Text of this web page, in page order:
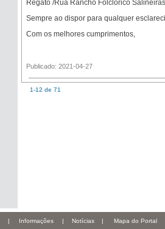
Regato /Rua Rancho Folclórico
Sempre ao dispor para qualquer
Com os melhores cumprimentos,
Publicado: 2021-04-27
1-12 de 71
| Informações | Notícias | Mapa do Portal